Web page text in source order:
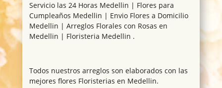
Servicio las 24 Horas Medellin | Flores para
Cumpleaños Medellin | Envio Flores a Domicilio
Medellin | Arreglos Florales con Rosas en
Medellin | Floristeria Medellin .
Todos nuestros arreglos son elaborados con las
mejores flores Floristerias en Medellin.